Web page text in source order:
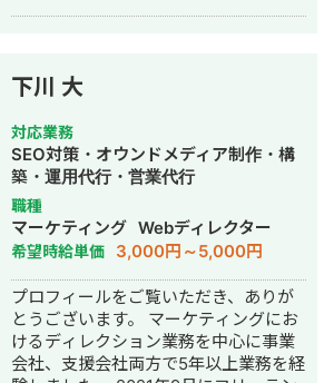
を伸ばすのが私の業務の特徴です。
【一部実績】 ・D2C事業のマーケティ
ングファネル構築：年間売上180％増加
・META広告運用改善：
CTR1.2％→3.12％、CPA3,240円、
ROAS200％ ・LP制作・改善：
CVR0.78%→4.85％を達成 ・SEO：大
手上場企業含む90社以上を担当 ・EC
サイト改善：カート離脱率91％→73％
に改善、売上増加 ・AIによる業務効率
化ツールの開発 【得意分野】 戦略設計
SEO LLMO（AI検索対策） デジタル広
告運用（META、Google） LP制作・
LPO コンテンツマーケティング 顧客分
下川 大
対応業務
SEO対策・オウンドメディア制作・構
築・運用代行・営業代行
職種
マーケティング Webディレクター
希望時給単価 3,000円～5,000円
プロフィールをご覧いただき、ありが
とうございます。 マーケティングにお
けるディレクション業務を中心に事業
会社、支援会社両方で5年以上業務を経